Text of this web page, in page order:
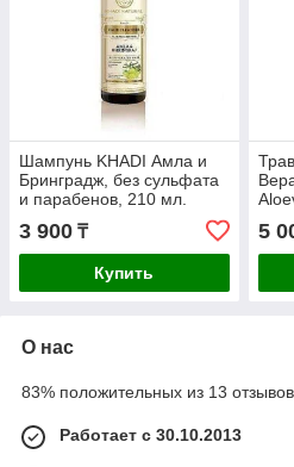
Шампунь KHADI Амла и
Бринградж, без сульфата
и парабенов, 210 мл.
3 900 ₸
Купить
5
О нас
83% положительных из 13
Работает с 30.10.2013